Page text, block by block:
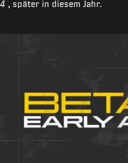
4 , später in diesem Jahr.